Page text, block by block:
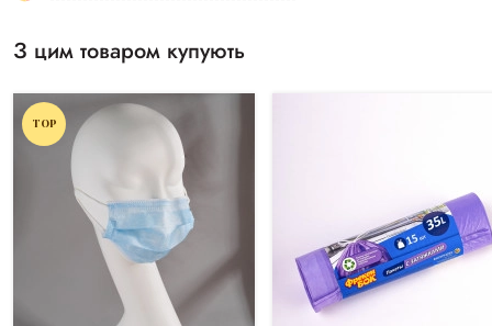
З цим товаром купують
TOP